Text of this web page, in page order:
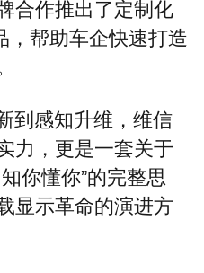
合作推出了定制化
，帮助车企快速打造
到感知升维，维信
力，更是一套关于
你懂你”的完整思
显示革命的演进方